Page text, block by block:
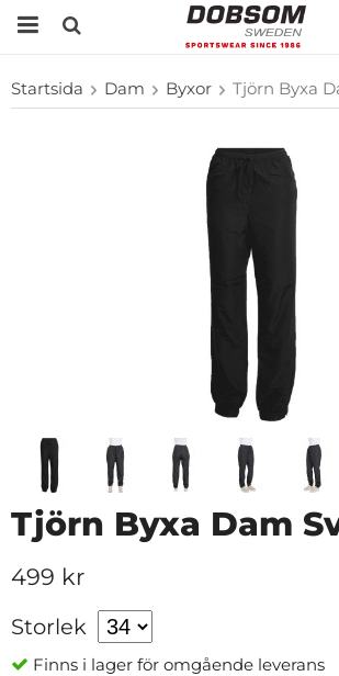
Startsida Dam Byxor Tjörn Byxa
Tjörn Byxa Dam
499 kr
Storlek
Finns i lager för omgående leverans